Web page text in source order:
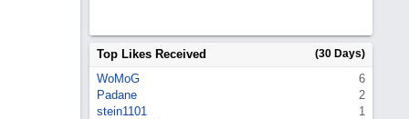
Top Likes Received (30 Days)
WoMoG
6
Padane
2
stein1101
1